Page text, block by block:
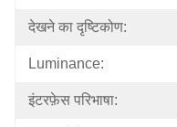
देखने का दृष्टिकोण:
Luminance:
इंटरफ़ेस परिभाषा: